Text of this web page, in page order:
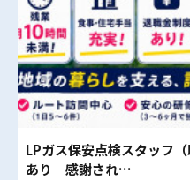
LPガス保安点検スタッフ
あり 感謝され…